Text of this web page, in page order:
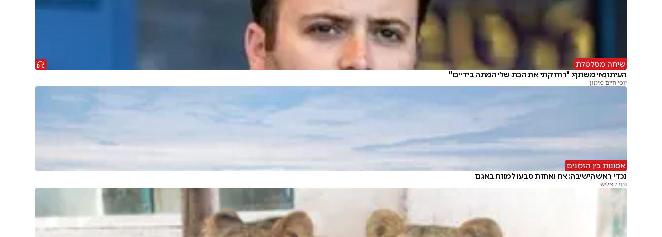
שיחה מטלטלת
העיתונאי משתף: "החזקתי את הבת שלי המתה בידיים"
יוסי חיים מימון
אסונות בין הזמנים
נכדי ראש הישיבה: אח ואחות טבעו למוות באגם
נתי קאליש